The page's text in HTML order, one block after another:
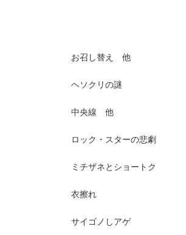
お召し替え
ヘソクリの謎
中央線 他
ロック・スターの
ミチザネとショー
衣擦れ 中
サイゴノしア